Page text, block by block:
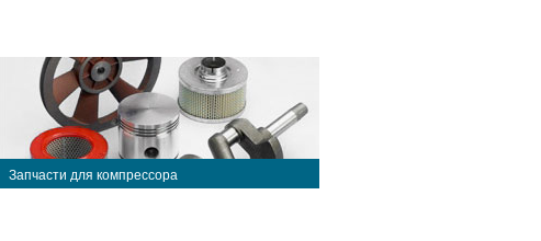
Запчасти для компрессора